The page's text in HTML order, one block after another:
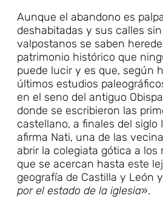
Aunque el abandono es
deshabitadas y sus calles
valpostanos se saben
patrimonio histórico que
puede lucir y es que, según
últimos estudios
en el seno del antiguo
donde se escribieron las
castellano, a finales del siglo
afirma Nati, una de las
abrir la colegiata gótica a
que se acercan hasta este
geografía de Castilla y León
por el estado de la iglesia».